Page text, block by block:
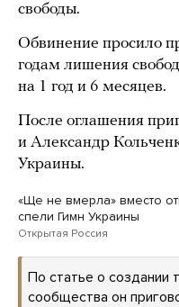
свободы.
Обвинение просило
годам лишения
на 1 год и 6 месяцев.
После оглашения
и Александр
Украины.
«Ще не вмерла» вместо
спели Гимн Украины
Открытая Россия
По статье о создании
сообщества он